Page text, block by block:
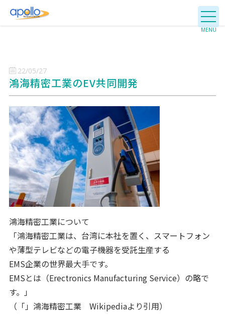
22/05/27
鴻海精密工業のEV共同開発
鴻海精密工業について
「鴻海精密工業は、台湾に本社を置く、スマートフォン
や薄型テレビなどの電子機器を受託生産する
EMS企業の世界最大手です。
EMSとは（Erectronics Manufacturing Service）の略で
す。」
（「」鴻海精密工業 Wikipediaより引用）